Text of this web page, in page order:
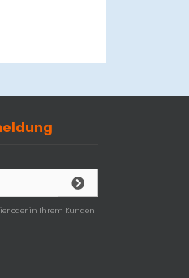
oder in Ihrem Kunden